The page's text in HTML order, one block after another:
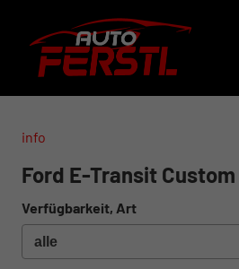
info
Ford E-Transit Custom
Verfügbarkeit, Art